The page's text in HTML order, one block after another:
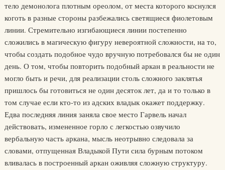
тело демонолога плотным ореолом, от места которого коснулся
коготь в разные стороны разбежались светящиеся фиолетовым
линии. Стремительно изгибающиеся линии постепенно
сложились в магическую фигуру невероятной сложности, на то,
чтобы создать подобное чудо вручную потребовался бы не один
день. О том, чтобы повторить подобный аркан в реальности не
могло быть и речи, для реализации столь сложного заклятья
пришлось бы готовиться не один десяток лет, да и то только в
том случае если кто-то из адских владык окажет поддержку.
Едва последняя линия заняла свое место Гарвель начал
действовать, измененное горло с легкостью озвучило
вербальную часть аркана, мысль неотрывно следовала за
словами, отпущенная Владыкой Пути сила бурным потоком
вливалась в построенный аркан оживляя сложную структуру.